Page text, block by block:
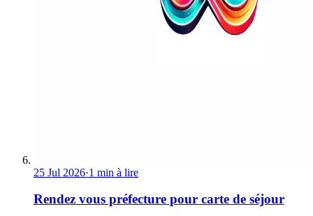
25 Jul 2026·1 min à lire
Rendez vous préfecture pour carte de séjour